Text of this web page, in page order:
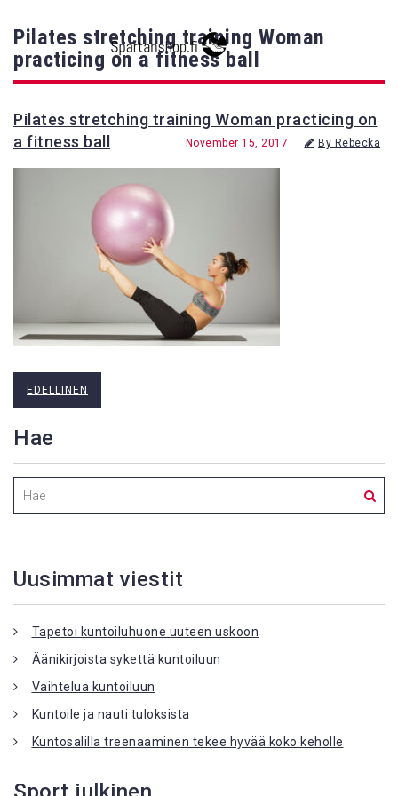
Pilates stretching training Woman
practicing on a fitness ball
Pilates stretching training Woman practicing on
a fitness ball
November 15, 2017 By Rebecka
EDELLINEN
Hae
Uusimmat viestit
Tapetoi kuntoiluhuone uuteen uskoon
Äänikirjoista sykettä kuntoiluun
Vaihtelua kuntoiluun
Kuntoile ja nauti tuloksista
Kuntosalilla treenaaminen tekee hyvää koko keholle